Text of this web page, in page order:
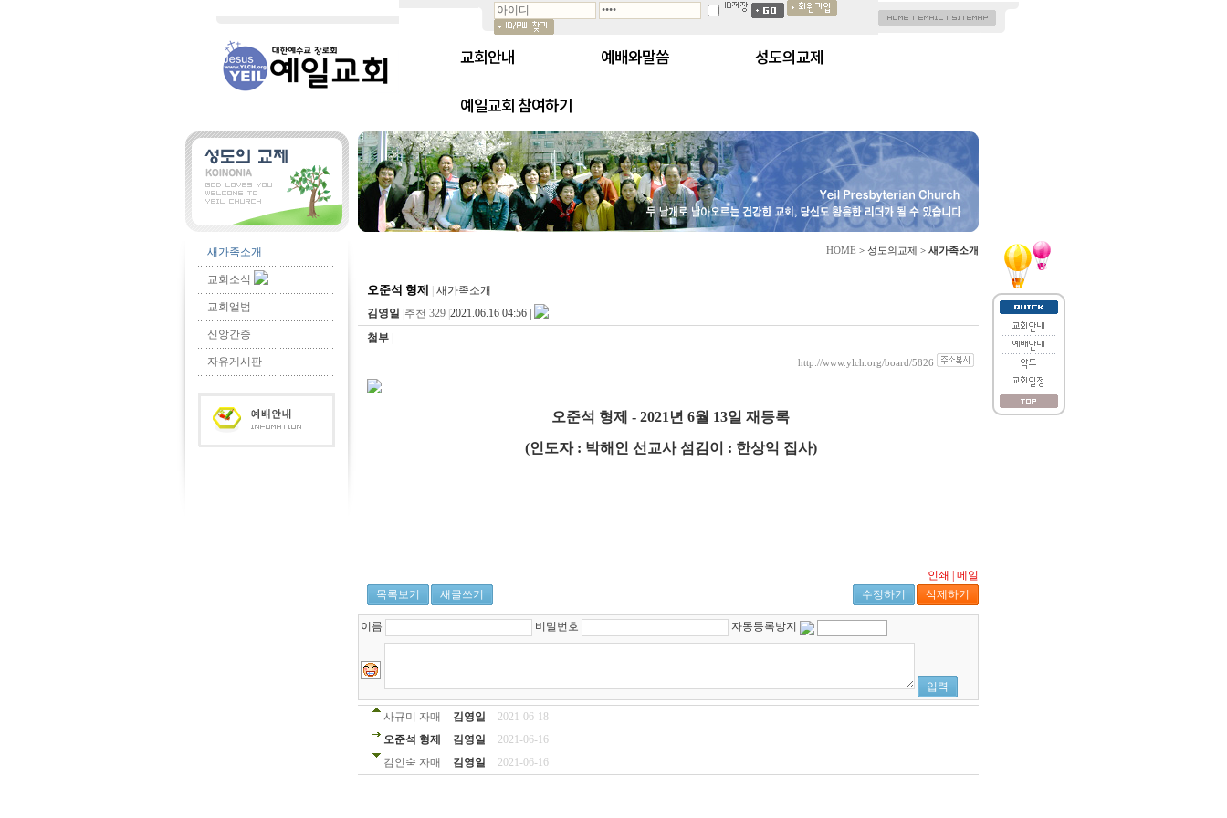
교회안내 예배와말씀 성도의교제
예일교회 참여하기
새가족소개
교회소식
교회앨범
신앙간증
자유게시판
HOME > 성도의교제 > 새가족소개
오준석 형제
새가족소개
김영일 추천 329 2021.06.16 04:56 |
첨부
http://www.ylch.org/board/5826
오준석 형제 - 2021년 6월 13일 재등록
(인도자 : 박해인 선교사 섬김이 : 한상익 집사)
인쇄
메일
목록보기
새글쓰기 수정하기 삭제하기
이름 비밀번호 자동등록방지
입력
사규미 자매 김영일
2021-06-18
오준석 형제
김영일
2021-06-16
김인숙 자매
김영일 2021-06-16